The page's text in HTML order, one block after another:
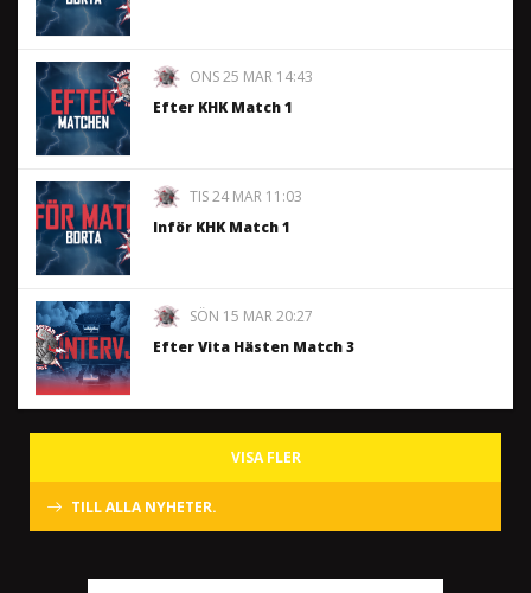
ONS 25 MAR 14:43
Efter KHK Match 1
TIS 24 MAR 11:03
Inför KHK Match 1
SÖN 15 MAR 20:27
Efter Vita Hästen Match 3
VISA FLER
TILL ALLA NYHETER.